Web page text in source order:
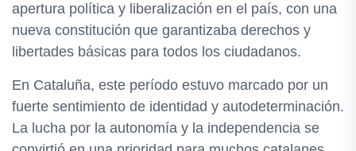
apertura política y liberalización en el país, con una
nueva constitución que garantizaba derechos y
libertades básicas para todos los ciudadanos.
En Cataluña, este período estuvo marcado por un
fuerte sentimiento de identidad y autodeterminación.
La lucha por la autonomía y la independencia se